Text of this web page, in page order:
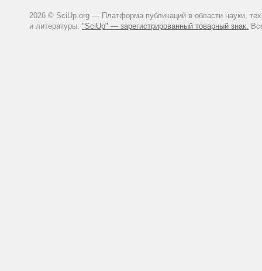
2026 © SciUp.org — Платформа публикаций в области науки,
и литературы. "SciUp" — зарегистрированный товарный знак.